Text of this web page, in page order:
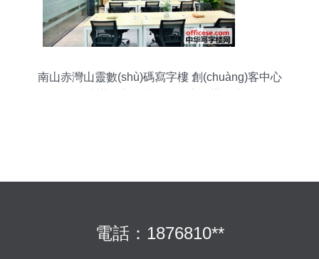
南山赤灣山靈數(shù)碼寫字樓 創(chuàng)客中心
電話：1876810**